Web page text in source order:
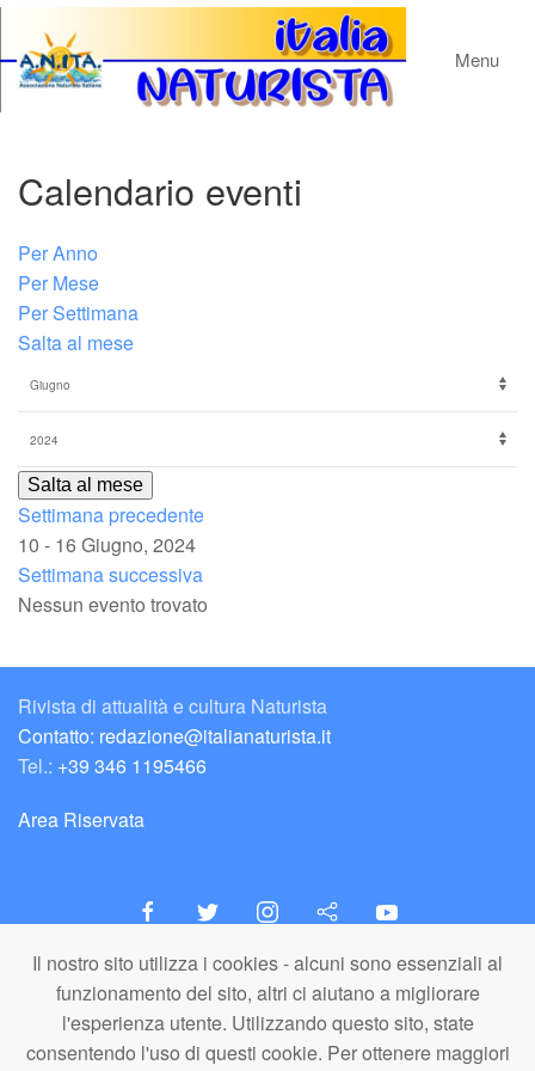
Il nostro sito utilizza i cookies - alcuni sono essenziali al
funzionamento del sito, altri ci aiutano a migliorare
l'esperienza utente. Utilizzando questo sito, state
consentendo l'uso di questi cookie. Per ottenere maggiori
Menu
Calendario eventi
Per Anno
Per Mese
Per Settimana
Salta al mese
Salta al mese
Settimana precedente
10 - 16 Giugno, 2024
Settimana successiva
Nessun evento trovato
Rivista di attualità e cultura Naturista
Contatto: redazione@italianaturista.it
Tel.: +39 346 1195466
Area Riservata
italiaNATURISTA
Editore e Redazione
A.N.ITA. Associazione Naturista Italiana (APS)
C.F. 80203710159